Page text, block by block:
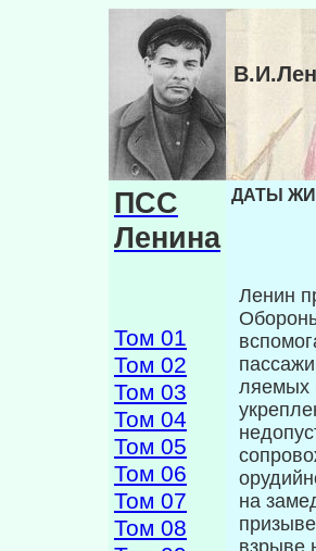
ПСС
Ленина
Том 01
Том 02
Том 03
Том 04
Том 05
Том 06
Том 07
Том 08
ДАТЫ
Ленин
ляемых
на